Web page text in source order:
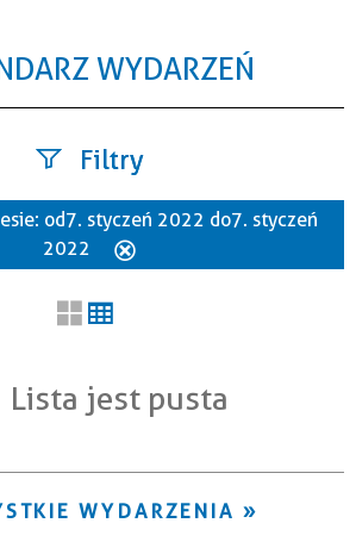
WYDARZEŃ
Filtry
od 7. styczeń 2022 do 7. styczeń
2022
Lista jest pusta
WYDARZENIA